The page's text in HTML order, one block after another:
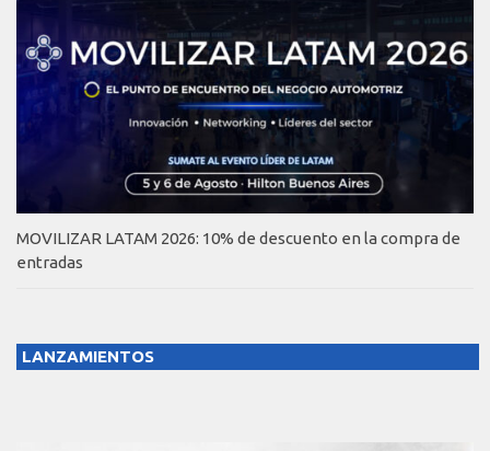
MOVILIZAR LATAM 2026: 10% de descuento en la compra de
entradas
LANZAMIENTOS